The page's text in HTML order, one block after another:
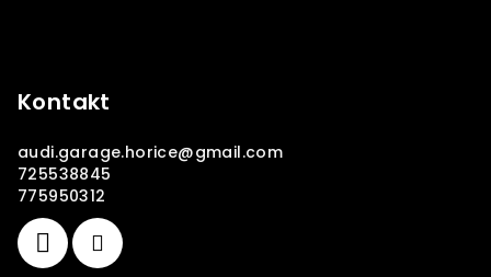
Kontakt
audi.garage.horice@gmail.com
725538845
775950312